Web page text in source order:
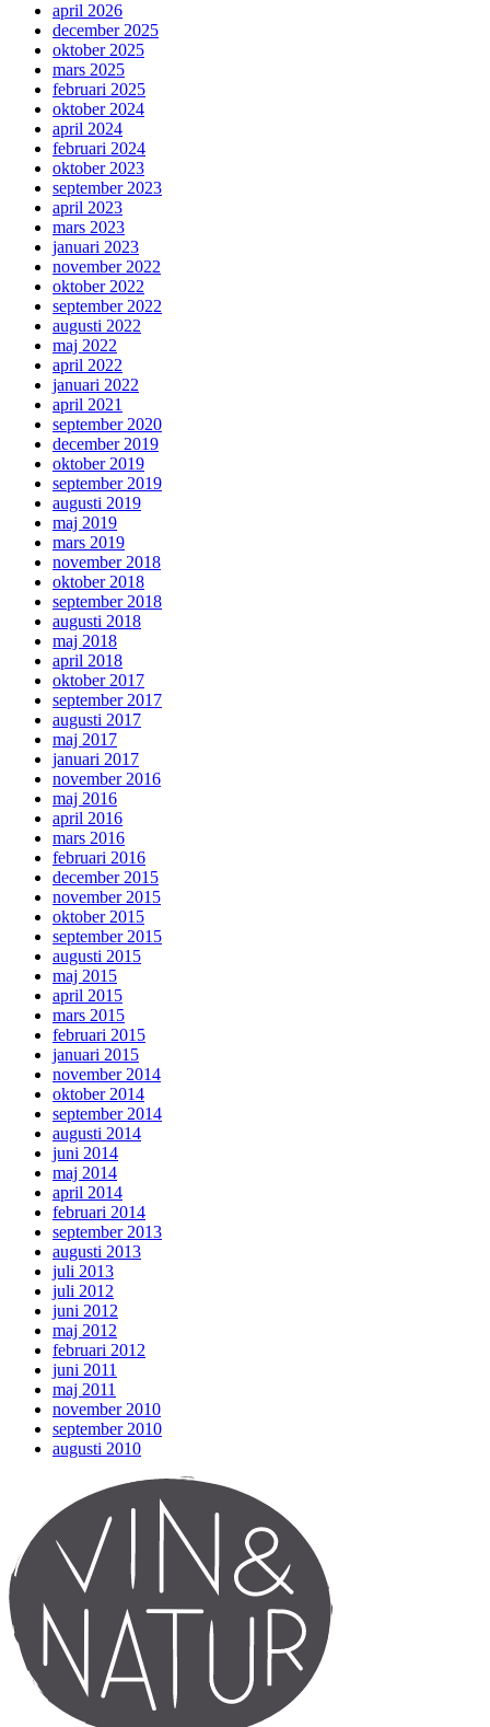
april 2026
december 2025
oktober 2025
mars 2025
februari 2025
oktober 2024
april 2024
februari 2024
oktober 2023
september 2023
april 2023
mars 2023
januari 2023
november 2022
oktober 2022
september 2022
augusti 2022
maj 2022
april 2022
januari 2022
april 2021
september 2020
december 2019
oktober 2019
september 2019
augusti 2019
maj 2019
mars 2019
november 2018
oktober 2018
september 2018
augusti 2018
maj 2018
april 2018
oktober 2017
september 2017
augusti 2017
maj 2017
januari 2017
november 2016
maj 2016
april 2016
mars 2016
februari 2016
december 2015
november 2015
oktober 2015
september 2015
augusti 2015
maj 2015
april 2015
mars 2015
februari 2015
januari 2015
november 2014
oktober 2014
september 2014
augusti 2014
juni 2014
maj 2014
april 2014
februari 2014
september 2013
augusti 2013
juli 2013
juli 2012
juni 2012
maj 2012
februari 2012
juni 2011
maj 2011
november 2010
september 2010
augusti 2010